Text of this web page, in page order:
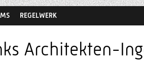
REGELWERK
Architekten-